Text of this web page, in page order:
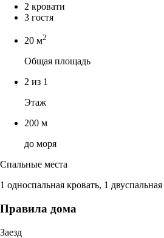
2 кровати
3 гостя
20 м2
Общая площадь
2 из 1
Этаж
200 м
до моря
Спальные места
1 односпальная кровать, 1
Правила дома
Заезд